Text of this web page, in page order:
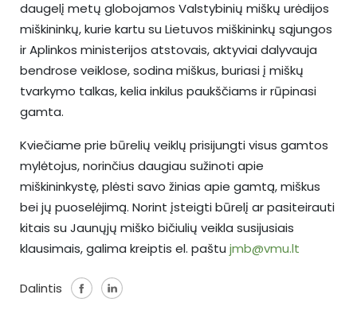
daugelį metų globojamos Valstybinių miškų urėdijos
miškininkų, kurie kartu su Lietuvos miškininkų sąjungos
ir Aplinkos ministerijos atstovais, aktyviai dalyvauja
bendrose veiklose, sodina miškus, buriasi į miškų
tvarkymo talkas, kelia inkilus paukščiams ir rūpinasi
gamta.
Kviečiame prie būrelių veiklų prisijungti visus gamtos
mylėtojus, norinčius daugiau sužinoti apie
miškininkystę, plėsti savo žinias apie gamtą, miškus
bei jų puoselėjimą. Norint įsteigti būrelį ar pasiteirauti
kitais su Jaunųjų miško bičiulių veikla susijusiais
klausimais, galima kreiptis el. paštu jmb@vmu.lt
Dalintis